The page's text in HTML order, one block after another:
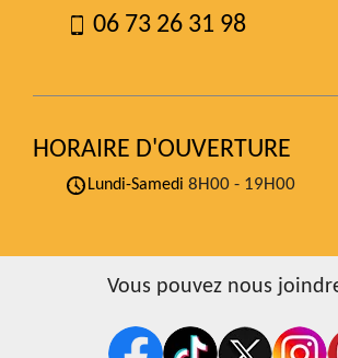
06 73 26 31 98
HORAIRE D'OUVERTURE
Lundi-Samedi 8H00 - 19H00
Vous pouvez nous